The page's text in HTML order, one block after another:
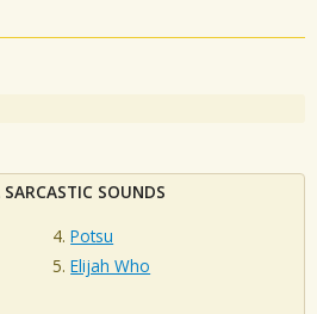
SOUNDS
Potsu
Elijah Who